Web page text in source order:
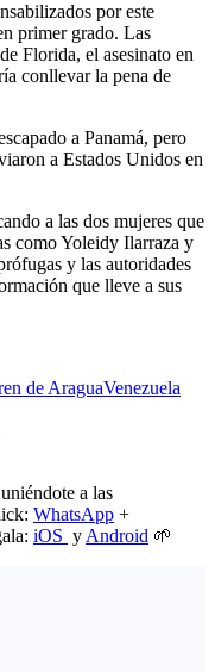
por este
primer grado. Las
Florida, el asesinato en
conllevar la pena de
a Panamá, pero
a Estados Unidos en
a las dos mujeres que
como Yoleidy Ilarraza y
y las autoridades
que lleve a sus
de AraguaVenezuela
a las
WhatsApp +
iOS y Android 🌱